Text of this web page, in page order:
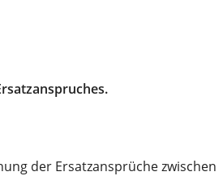
der Ersatzansprüche zwischen